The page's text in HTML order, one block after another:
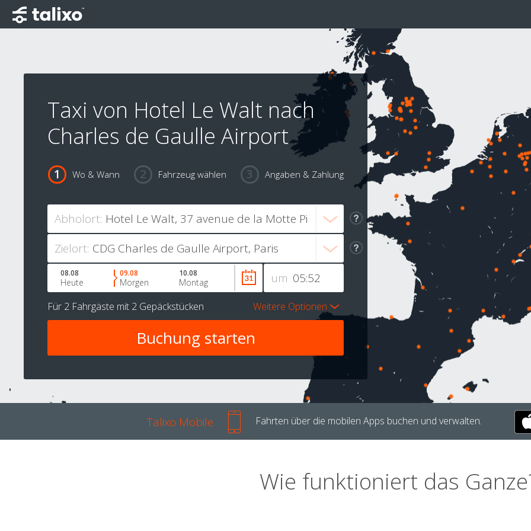
Taxi von Hotel Le Walt nach
Charles de Gaulle Airport
Wo & Wann Fahrzeug wählen Angaben & Zahlung
Abholort:
Zielort:
um
08.08
Heute
09.08
Morgen
10.08
Montag
Für 2 Fahrgäste mit 2 Gepäckstücken Weitere Optionen
Talixo Mobile Fahrten über die mobilen Apps buchen und verwalten.
Wie funktioniert das